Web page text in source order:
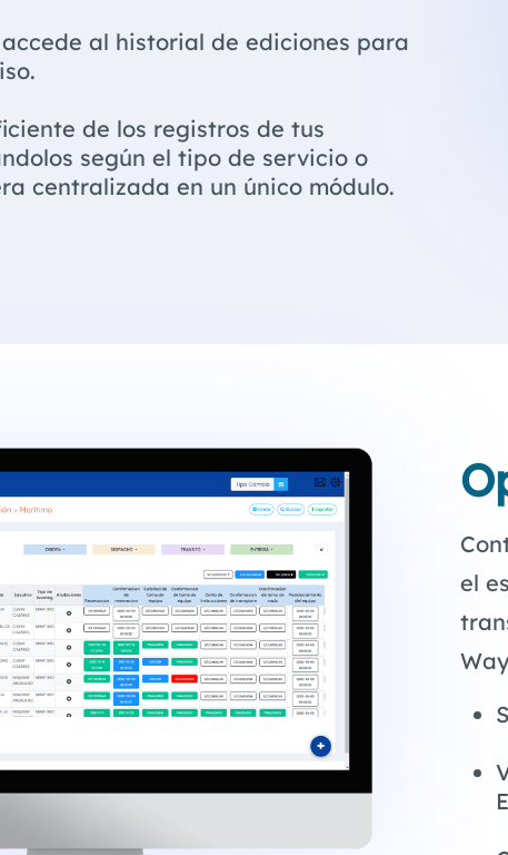
al historial de ediciones para
de los registros de tus
según el tipo de servicio o
centralizada en un único módulo.
el